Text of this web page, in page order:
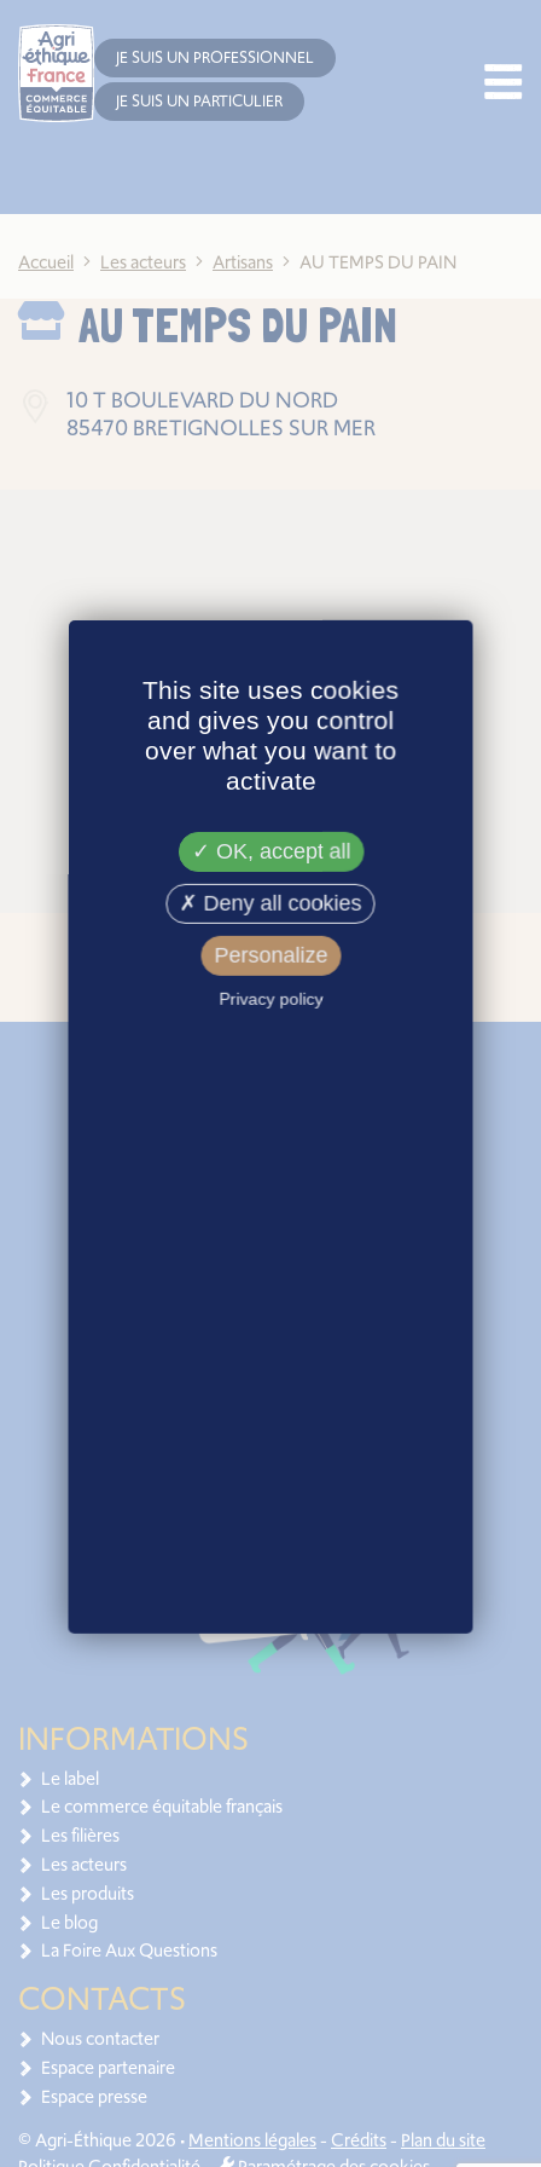
JE SUIS UN PROFESSIONNEL
JE SUIS UN PARTICULIER
Accueil Les acteurs Artisans AU TEMPS DU PAIN
AU TEMPS DU PAIN
10 T BOULEVARD DU NORD
85470 BRETIGNOLLES SUR MER
INFORMATIONS
Le label
Le commerce équitable français
Les filières
Les acteurs
Les produits
Le blog
La Foire Aux Questions
CONTACTS
Nous contacter
Espace partenaire
Espace presse
© Agri-Éthique 2026 •Mentions légales- Crédits- Plan du site
This site uses cookies
and gives you control
over what you want to
activate
OK, accept all
Deny all cookies
Personalize
Privacy policy